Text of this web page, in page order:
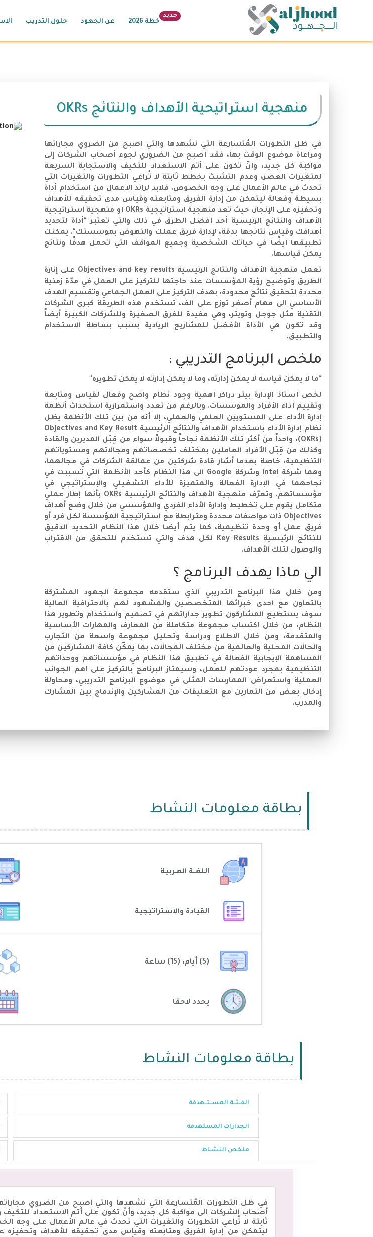
حلول التدريب عن الجهود خطة 2026
جديد
منهجية استراتيحية الأهداف والنتائج OKRs
في ظل التطورات المُتسارعة التي نشهدها والتي اصبح من الضروي مجاراتها
ومراعاة موضوع الوقت بها، فقد أصبح من الضروري لجوء أصحاب الشركات إلى
مواكبة كل جديد، وأنْ تكون على أتم الاستعداد للتكيف والاستجابة السريعة
لمتغيرات العصر، وعدم التشبث بخطط ثابتة لا تُراعي التطورات والتغيرات التي
تحدث في عالم الأعمال على وجه الخصوص. فلابد لرائد الأعمال من استخدام أداة
بسيطة وفعالة ليتمكن من إدارة الفريق ومتابعته وقياس مدى تحقيقه للأهداف
وتحفيزه على الإنجاز، حيث تعد منهجية استراتيجية OKRs أو منهجية استراتيجية
الأهداف والنتائج الرئيسية أحد أفضل الطرق في ذلك والتي تعتبر "أداة لتحديد
أهدافك وقياس نتائجها بدقة، لإدارة فريق عملك والنهوض بمؤسستك". يمكنك
تطبيقها أيضًا في حياتك الشخصية وجميع المواقف التي تحمل هدفًا ونتائج
يمكن قياسها.
تعمل منهجية الأهداف والنتائج الرئيسية Objectives and key results على إنارة
الطريق وتوضيح رؤية المؤسسات عند حاجتها للتركيز على العمل في مدّة زمنية
محددة لتحقيق نتائج محدودة، بهدف التركيز على العمل الجماعي وتقسيم الهدف
الأساسي إلى مهام أصغر توزع على الف، تستخدم هذه الطريقة كبرى الشركات
التقنية مثل جوجل وتويتر، وهي مفيدة للفرق الصغيرة وللشركات الكبيرة أيضاً
وقد تكون هي الأداة الأفضل للمشاريع الريادية بسبب بساطة الاستخدام
والتطبيق.
ملخص البرنامج التدريبي :
"ما لا يمكن قياسه لا يمكن إدارته، وما لا يمكن إدارته لا يمكن تطويره"
لخص أستاذ الإدارة بيتر دراكر أهمية وجود نظام واضح وفعال لقياس ومتابعة
وتقييم أداء الأفراد والمؤسسات. وبالرغم من تعدد واستمرارية استحداث أنظمة
إدارة الأداء على المستويين العلمي والعملي، إلا أنه من بين تلك الأنظمة يظل
نظام إدارة الأداء باستخدام الأهداف والنتائج الرئيسية Objectives and Key Result
(OKRs)، واحداً من أكثر تلك الأنظمة نجاحاً وقبولاً سواء من قِبَل المديرين والقادة
وكذلك من قِبَل الأفراد العاملين بمختلف تخصصاتهم ومجالاتهم ومستوياتهم
التنظيمية، خاصة بعدما أشار قادة شركتين من عمالقة الشركات في مجالهما،
وهما شركة Intel وشركة Google الى هذا النظام كأحد الأنظمة التي تسببت في
نجاحهما في الإدارة الفعالة والمتميزة للأداء التشغيلي والإستراتيجي في
مؤسساتهم. وتعرّف منهجية الأهداف والنتائج الرئيسية OKRs بأنها إطار عملي
متكامل يقوم على تخطيط وإدارة الأداء الفردي والمؤسسي من خلال وضع أهداف
Objectives ذات مواصفات محددة ومترابطة مع استراتيجية المؤسسة لكل فرد أو
فريق عمل أو وحدة تنظيمية، كما يتم أيضا خلال هذا النظام التحديد الدقيق
للنتائج الرئيسية Key Results لكل هدف والتي تستخدم للتحقق من الاقتراب
والوصول لتلك الأهداف.
الي ماذا يهدف البرنامج ؟
ومن خلال هذا البرنامج التدريبي الذي ستقدمه مجموعة الجهود المشتركة
بالتعاون مع احدى خبرائها المتخصصين والمشهود لهم بالاحترافية العالية
سوف يستطيع المشاركون تطوير جداراتهم في تصميم واستخدام وتطوير هذا
النظام، من خلال اكتساب مجموعة متكاملة من المعارف والمهارات الأساسية
والمتقدمة، ومن خلال الاطلاع ودراسة وتحليل مجموعة واسعة من التجارب
والحالات المحلية والعالمية من مختلف المجالات، بما يمكّن كافة المشاركين من
المساهمة الإيجابية الفعالة في تطبيق هذا النظام في مؤسساتهم ووحداتهم
التنظيمية بمجرد عودتهم للعمل، وسيمتاز البرنامج بالتركيز على اهم الجوانب
العملية واستعراض الممارسات المثلى في موضوع البرنامج التدريبي، ومحاولة
إدخال بعض من التمارين مع التعليقات من المشاركين والإندماج بين المشارك
والمدرب.
بطاقة معلومات النشاط
اللغــة العـربيـة
القيادة والاستراتيجية
(5) أيام، (15) ساعة
يحدد لاحقا
بطاقة معلومات النشاط
الفــئــة المســتــهدفة
الجدارات المستهدفة
ملخص النشــاط
في ظل التطورات المُتسارعة التي نشهدها والتي اصبح من الضروي
أصحاب الشركات إلى مواكبة كل جديد، وأنْ تكون على أتم الاستعداد
ثابتة لا تُراعي التطورات والتغيرات التي تحدث في عالم الأعمال على وجه